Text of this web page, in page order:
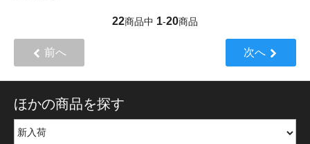
22商品中 1-20商品
前へ 次へ
ほかの商品を探す